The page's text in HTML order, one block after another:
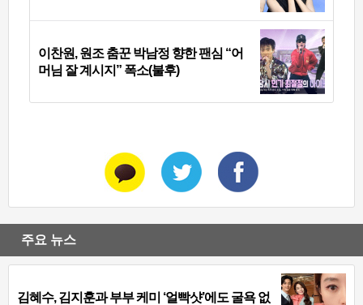
이찬원, 원조 춤꾼 박남정 향한 팬심 “어
머님 잘 계시지” 폭소(불후)
주요 뉴스
김혜수, 김지훈과 부부 케미 ‘얼빡샷’에도 굴욕 없